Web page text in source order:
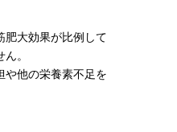
肥大効果が比例して
。
や他の栄養素不足を